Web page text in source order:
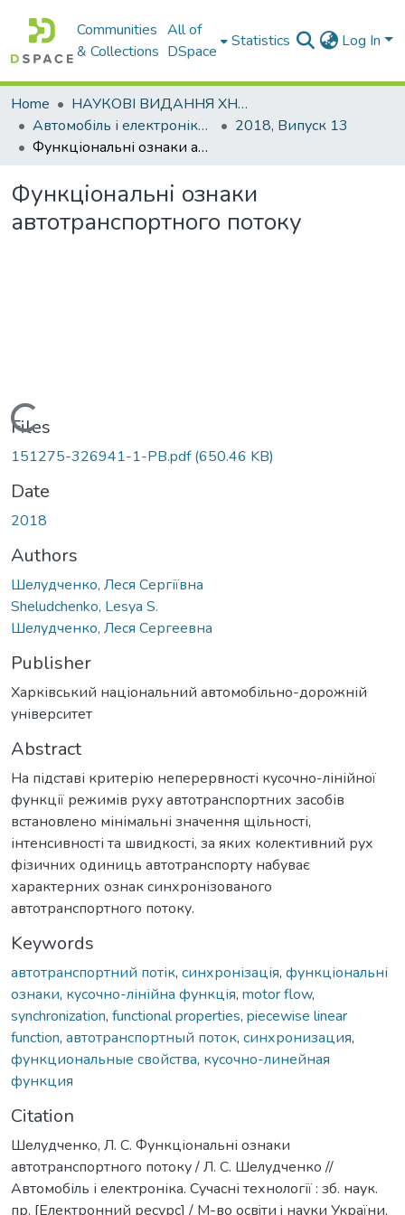
Communities
& Collections
All of
DSpace
Statistics Log In
Home
НАУКОВІ ВИДАННЯ ХНАДУ
Автомобіль і електроніка. Сучасні технології
2018, Випуск 13
Функціональні ознаки автотранспортного потоку
Функціональні ознаки
автотранспортного потоку
Loading...
Files
151275-326941-1-PB.pdf(650.46 KB)
Date
2018
Authors
Шелудченко, Леся Сергіївна
Sheludchenko, Lesya S.
Шелудченко, Леся Сергеевна
Publisher
Харківський національний автомобільно-дорожній
університет
Abstract
На підставі критерію неперервності кусочно-лінійної
функції режимів руху автотранспортних засобів
встановлено мінімальні значення щільності,
інтенсивності та швидкості, за яких колективний рух
фізичних одиниць автотранспорту набуває
характерних ознак синхронізованого
автотранспортного потоку.
Keywords
автотранспортний потік, синхронізація, функціональні
ознаки, кусочно-лінійна функція, motor flow,
synchronization, functional properties, piecewise linear
function, автотранспортный поток, синхронизация,
функциональные свойства, кусочно-линейная
функция
Citation
Шелудченко, Л. С. Функціональні ознаки
автотранспортного потоку / Л. С. Шелудченко //
Автомобіль і електроніка. Сучасні технології : зб. наук.
пр. [Електронний ресурс] / М-во освiти i науки України,